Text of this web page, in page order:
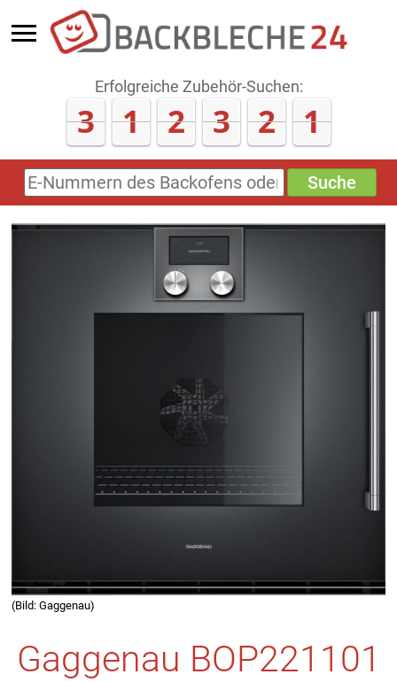
Erfolgreiche Zubehör-Suchen:
3 1 2 3 2 1
E-
Nummern
des
Suche
(Bild: Gaggenau)
Gaggenau BOP221101